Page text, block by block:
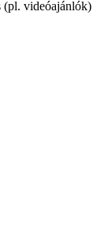
(pl. videóajánlók)